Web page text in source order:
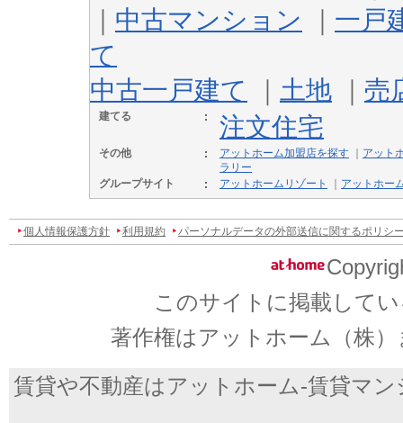
｜ 中古マンション ｜ 一戸
て
中古一戸建て
｜ 土地 ｜ 売
建てる 注文住宅
その他 アットホーム加盟店を探す
アット
ラリー
グループサイト
アットホームリゾート アットホー
個人情報保護方針 利用規約 パーソナルデータの外部送信に関するポリシ
このサイトに掲載して
著作権はアットホーム（株
賃貸や不動産はアットホーム-賃貸マ